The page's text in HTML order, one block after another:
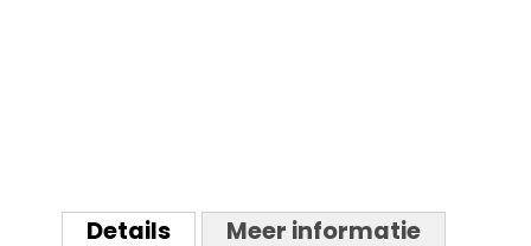
naar
hetDetails Meer informatie